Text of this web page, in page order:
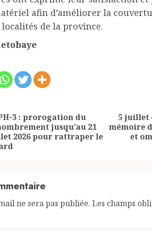
afin d’améliorer la
de la province.
Previous
3 : prorogation du
jusqu’au 21
2026 pour rattraper le
Next
5 juillet
mémoire
et
ne sera pas publiée. Les champs